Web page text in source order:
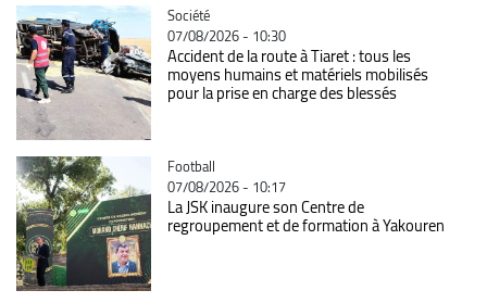
Catégorie
Société
07/08/2026 - 10:30
Accident de la route à Tiaret : tous les
moyens humains et matériels mobilisés
pour la prise en charge des blessés
Catégorie
Football
07/08/2026 - 10:17
La JSK inaugure son Centre de
regroupement et de formation à Yakouren